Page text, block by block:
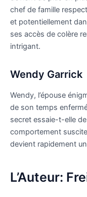
chef de famille
et potentiellement
ses accès de colère
intrigant.
Wendy Garrick
Wendy, l’épouse
de son temps
secret essaie-t-elle
comportement
devient rapidement
L’Auteur: